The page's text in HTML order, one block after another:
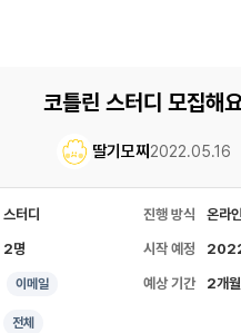
코틀린 스터디 모집해
딸기모찌 2022.05.16
스터디 진행 방식 온라인
2명 시작 예정
이메일 예상 기간 2개월
전체